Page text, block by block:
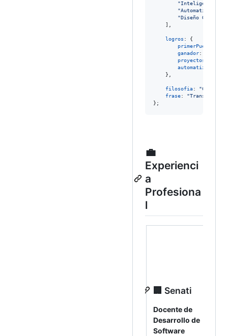
"Inteligencia de
"Automatización
"Diseño Gráfico
] ,
logros : {
primerPuesto
ganador:
automatizaciones
} ,
filosofia:
frase:
} ;
💼
Experienci
a
Profesiona
l
🏢 Senati
Docente de
Desarrollo de
Software